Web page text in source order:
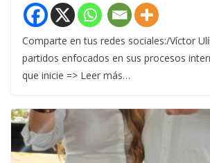
Comparte en tus redes sociales:/Víctor
partidos enfocados en sus procesos
que inicie => Leer más…